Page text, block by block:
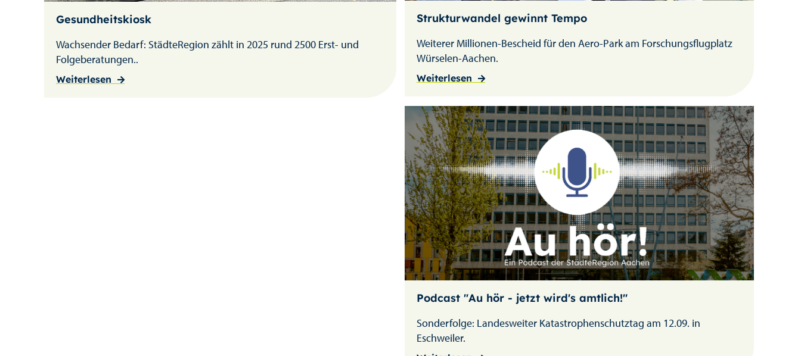
Gesundheitskiosk
Wachsender Bedarf: StädteRegion zählt in 2025 rund 2500 Erst- und
Folgeberatungen..
Weiterlesen
Strukturwandel gewinnt Tempo
Weiterer Millionen-Bescheid für den Aero-Park am Forschungsflugplatz
Würselen-Aachen.
Weiterlesen
Podcast "Au hör - jetzt wird's amtlich!"
Sonderfolge: Landesweiter Katastrophenschutztag am 12.09. in
Eschweiler.